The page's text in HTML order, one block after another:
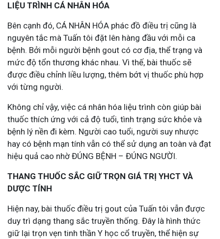
LIỆU TRÌNH CÁ NHÂN HÓA
Bên cạnh đó, CÁ NHÂN HÓA phác đồ điều trị cũng là
nguyên tắc mà Tuấn tôi đặt lên hàng đầu với mỗi ca
bệnh. Bởi mỗi người bệnh gout có cơ địa, thể trạng và
mức độ tổn thương khác nhau. Vì thế, bài thuốc sẽ
được điều chỉnh liều lượng, thêm bớt vị thuốc phù hợp
với từng người.
Không chỉ vậy, việc cá nhân hóa liệu trình còn giúp bài
thuốc thích ứng với cả độ tuổi, tình trạng sức khỏe và
bệnh lý nền đi kèm. Người cao tuổi, người suy nhược
hay có bệnh mạn tính vẫn có thể sử dụng an toàn và đạt
hiệu quả cao nhờ ĐÚNG BỆNH – ĐÚNG NGƯỜI.
THANG THUỐC SẮC GIỮ TRỌN GIÁ TRỊ YHCT VÀ
DƯỢC TÍNH
Hiện nay, bài thuốc điều trị gout của Tuấn tôi vẫn được
duy trì dạng thang sắc truyền thống. Đây là hình thức
giữ lại trọn vẹn tinh thần Y học cổ truyền, thể hiện sự